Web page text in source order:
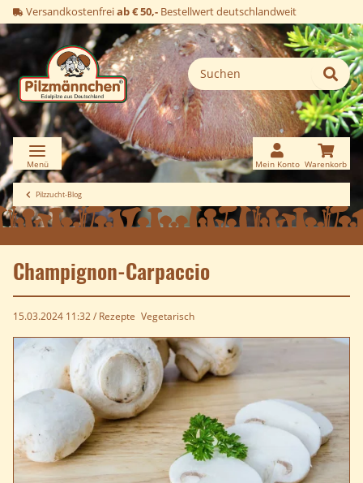
Versandkostenfreiab € 50,- Bestellwert deutschlandweit
Pilzzucht-Blog
Champignon-Carpaccio
15.03.2024 11:32/ Rezepte Vegetarisch